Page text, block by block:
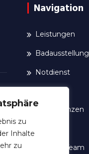
zu
Inhalte
zu
Navigation
Leistungen
Badausstellung
Notdienst
Referenzen
Unser Team